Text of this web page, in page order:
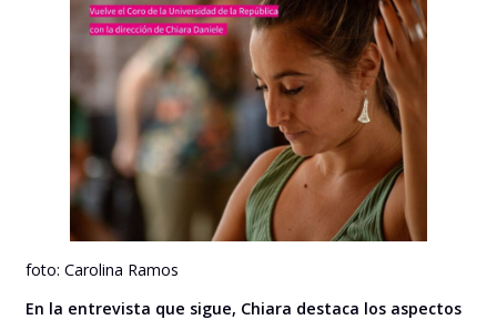
foto: Carolina Ramos
En la entrevista que sigue, Chiara destaca los aspectos